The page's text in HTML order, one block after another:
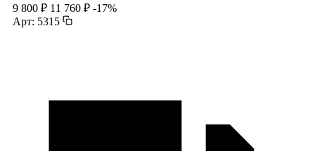
9 800 ₽ 11 760 ₽ -17%
Арт: 5315